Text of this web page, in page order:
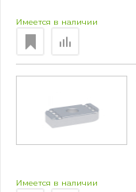
Имеется в наличии
Имеется в наличии